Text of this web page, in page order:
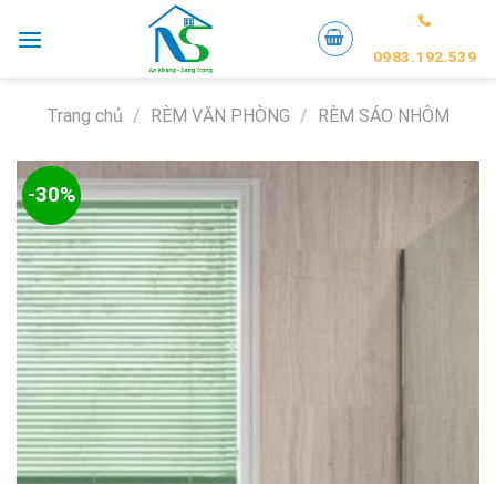
0983.192.539
Trang chủ / RÈM VĂN PHÒNG / RÈM SÁO NHÔM
-30%